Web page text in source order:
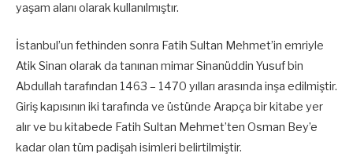
yaşam alanı olarak kullanılmıştır.
İstanbul’un fethinden sonra Fatih Sultan Mehmet’in emriyle
Atik Sinan olarak da tanınan mimar Sinanüddin Yusuf bin
Abdullah tarafından 1463 – 1470 yılları arasında inşa edilmiştir.
Giriş kapısının iki tarafında ve üstünde Arapça bir kitabe yer
alır ve bu kitabede Fatih Sultan Mehmet’ten Osman Bey’e
kadar olan tüm padişah isimleri belirtilmiştir.